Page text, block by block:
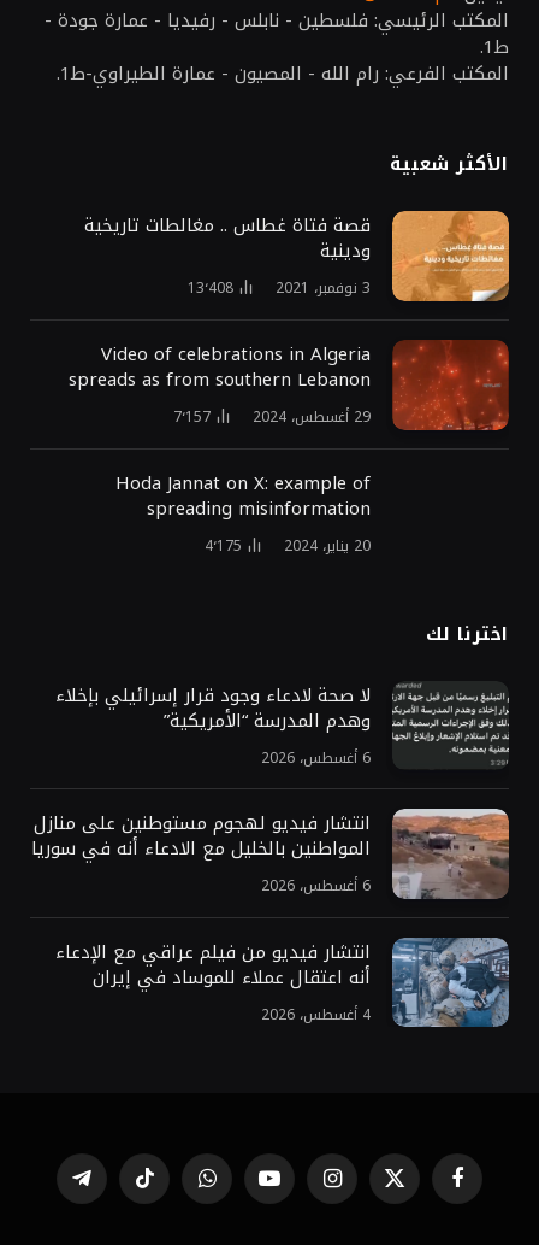
المكتب الرئيسي: فلسطين - نابلس - رفيديا - عمارة جودة -
ط1.
المكتب الفرعي: رام الله - المصيون - عمارة الطيراوي-ط1.
الأكثر شعبية
قصة فتاة غطاس .. مغالطات تاريخية
ودينية
3 نوفمبر، 2021 13٬408
Video of celebrations in Algeria
spreads as from southern Lebanon
29 أغسطس، 2024 7٬157
Hoda Jannat on X: example of
spreading misinformation
20 يناير، 2024 4٬175
اخترنا لك
لا صحة لادعاء وجود قرار إسرائيلي بإخلاء
وهدم المدرسة “الأمريكية”
6 أغسطس، 2026
انتشار فيديو لهجوم مستوطنين على منازل
المواطنين بالخليل مع الادعاء أنه في سوريا
6 أغسطس، 2026
انتشار فيديو من فيلم عراقي مع الإدعاء
أنه اعتقال عملاء للموساد في إيران
4 أغسطس، 2026
فيسبوك X
(Twitter)
الانستغراميوتيوب واتساب تيكتوك تيلقرام